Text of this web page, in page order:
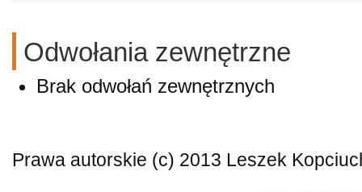
Odwołania zewnętrzne
Brak odwołań zewnętrznych
Prawa autorskie (c) 2013 Leszek